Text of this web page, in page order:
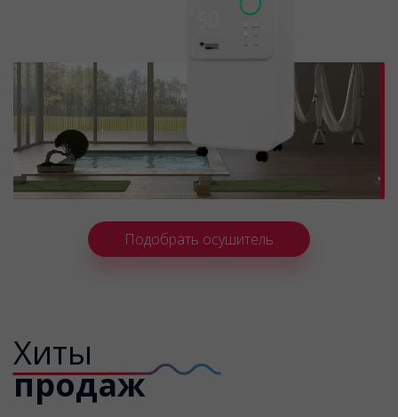
Подобрать осушитель
Хиты
продаж